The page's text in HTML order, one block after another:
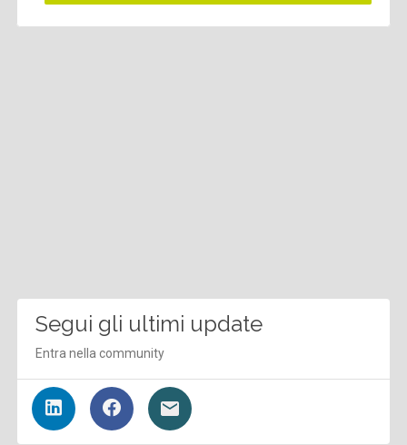
Segui gli ultimi update
Entra nella community